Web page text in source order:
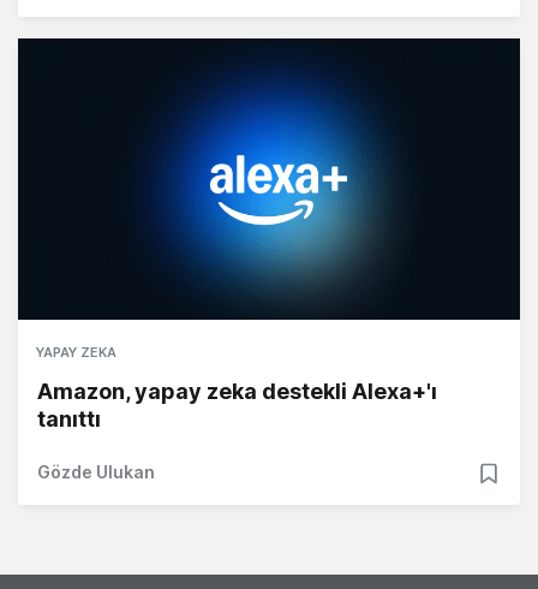
YAPAY ZEKA
Amazon, yapay zeka destekli Alexa+'ı
tanıttı
Gözde Ulukan